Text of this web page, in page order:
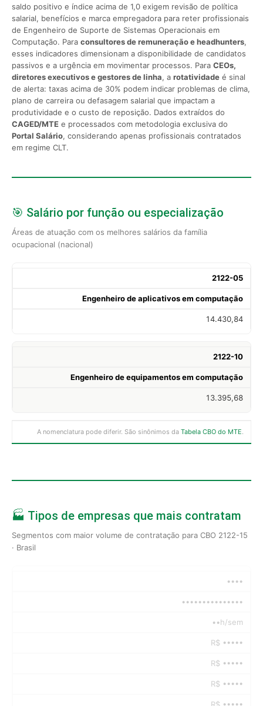
saldo positivo e índice acima de 1,0 exigem revisão de política
salarial, benefícios e marca empregadora para reter profissionais
de Engenheiro de Suporte de Sistemas Operacionais em
Computação. Para consultores de remuneração e headhunters,
esses indicadores dimensionam a disponibilidade de candidatos
passivos e a urgência em movimentar processos. Para CEOs,
diretores executivos e gestores de linha, a rotatividade é sinal
de alerta: taxas acima de 30% podem indicar problemas de clima,
plano de carreira ou defasagem salarial que impactam a
produtividade e o custo de reposição. Dados extraídos do
CAGED/MTE e processados com metodologia exclusiva do
Portal Salário, considerando apenas profissionais contratados
em regime CLT.
🎯 Salário por função ou especialização
Áreas de atuação com os melhores salários da família
ocupacional (nacional)
2122-05
Engenheiro de aplicativos em computação
14.430,84
2122-10
Engenheiro de equipamentos em computação
13.395,68
A nomenclatura pode diferir. São sinônimos da Tabela CBO do MTE.
🏭 Tipos de empresas que mais contratam
Segmentos com maior volume de contratação para CBO 2122-15
· Brasil
••••
•••••••••••••••
••h/sem
R$ •••••
R$ •••••
R$ •••••
R$ •••••